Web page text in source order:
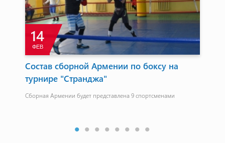
14
ФЕВ
Состав сборной Армении по боксу на
турнире "Странджа"
Сборная Армении будет представлена 9 спортсменами